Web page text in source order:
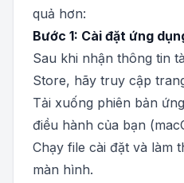
quả hơn:
Bước 1: Cài đặt ứng
Sau khi nhận thông tin
Store, hãy truy cập
Tải xuống phiên bản
điều hành của bạn
Chạy file cài đặt và làm
màn hình.